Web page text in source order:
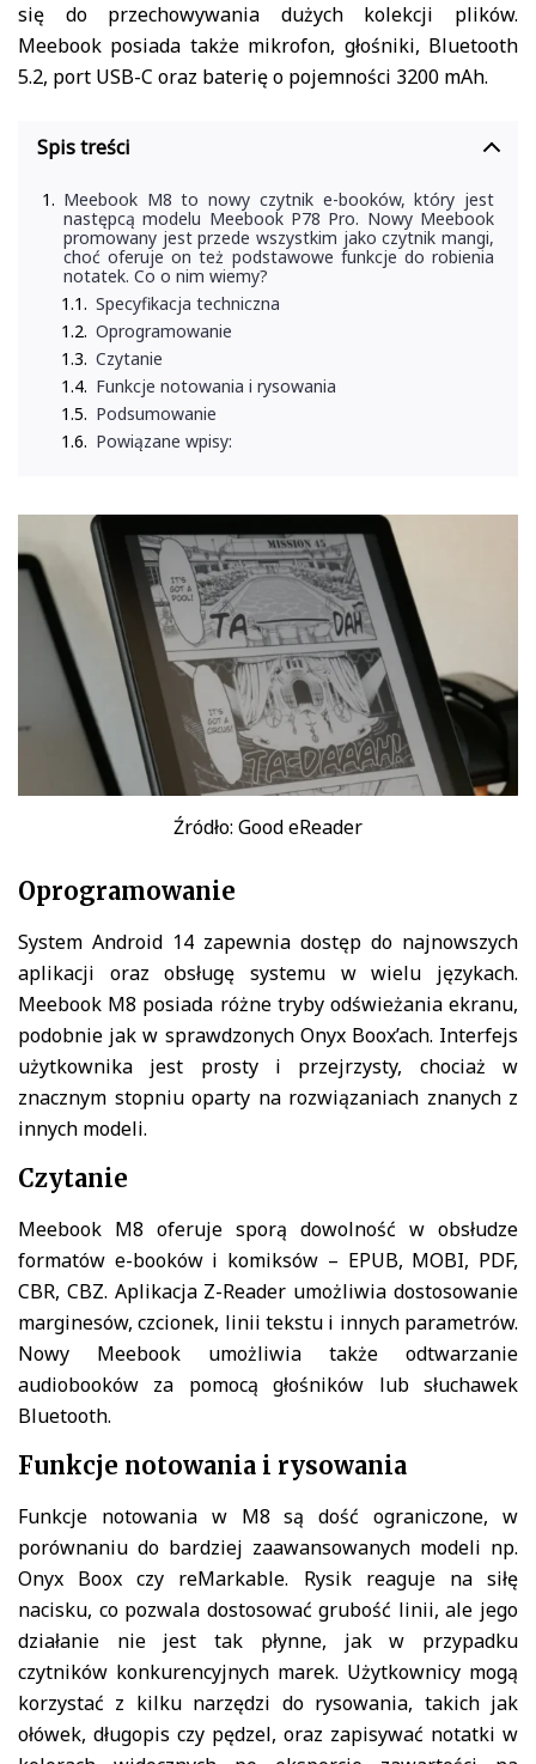
się do przechowywania dużych kolekcji plików.
Meebook posiada także mikrofon, głośniki, Bluetooth
5.2, port USB-C oraz baterię o pojemności 3200 mAh.
Spis treści
Meebook M8 to nowy czytnik e-booków, który jest
następcą modelu Meebook P78 Pro. Nowy Meebook
promowany jest przede wszystkim jako czytnik mangi,
choć oferuje on też podstawowe funkcje do robienia
notatek. Co o nim wiemy?
Specyfikacja techniczna
Oprogramowanie
Czytanie
Funkcje notowania i rysowania
Podsumowanie
Powiązane wpisy:
Źródło: Good eReader
Oprogramowanie
System Android 14 zapewnia dostęp do najnowszych
aplikacji oraz obsługę systemu w wielu językach.
Meebook M8 posiada różne tryby odświeżania ekranu,
podobnie jak w sprawdzonych Onyx Boox’ach. Interfejs
użytkownika jest prosty i przejrzysty, chociaż w
znacznym stopniu oparty na rozwiązaniach znanych z
innych modeli.
Czytanie
Meebook M8 oferuje sporą dowolność w obsłudze
formatów e-booków i komiksów – EPUB, MOBI, PDF,
CBR, CBZ. Aplikacja Z-Reader umożliwia dostosowanie
marginesów, czcionek, linii tekstu i innych parametrów.
Nowy Meebook umożliwia także odtwarzanie
audiobooków za pomocą głośników lub słuchawek
Bluetooth.
Funkcje notowania i rysowania
Funkcje notowania w M8 są dość ograniczone, w
porównaniu do bardziej zaawansowanych modeli np.
Onyx Boox czy reMarkable. Rysik reaguje na siłę
nacisku, co pozwala dostosować grubość linii, ale jego
działanie nie jest tak płynne, jak w przypadku
czytników konkurencyjnych marek. Użytkownicy mogą
korzystać z kilku narzędzi do rysowania, takich jak
ołówek, długopis czy pędzel, oraz zapisywać notatki w